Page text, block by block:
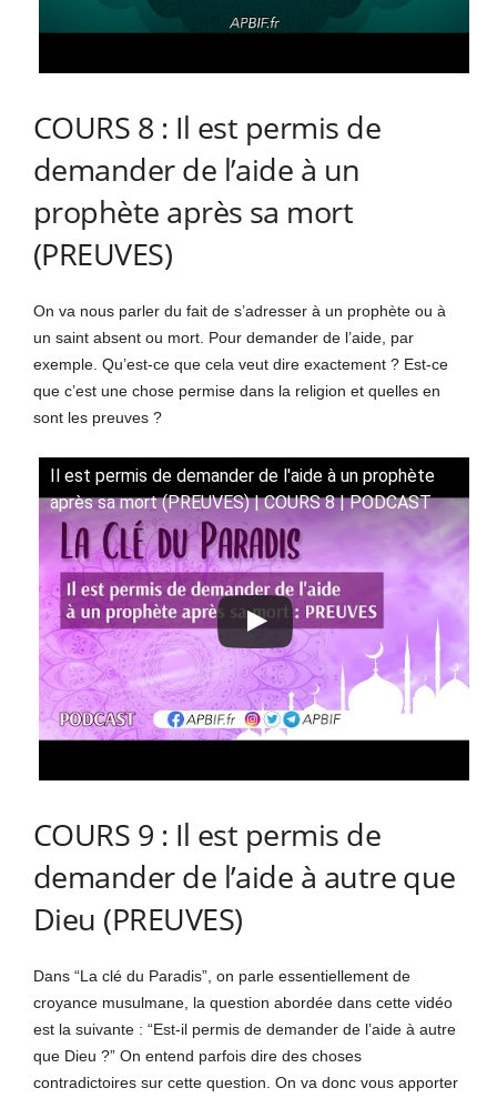
COURS 8 : Il est permis de
demander de l’aide à un
prophète après sa mort
(PREUVES)
On va nous parler du fait de s’adresser à un prophète ou à
un saint absent ou mort. Pour demander de l’aide, par
exemple. Qu’est-ce que cela veut dire exactement ? Est-ce
que c’est une chose permise dans la religion et quelles en
sont les preuves ?
Il est permis de demander de l'aide à un prophète
après sa mort (PREUVES) | COURS 8 | PODCAST
COURS 9 : Il est permis de
demander de l’aide à autre que
Dieu (PREUVES)
Dans “La clé du Paradis”, on parle essentiellement de
croyance musulmane, la question abordée dans cette vidéo
est la suivante : “Est-il permis de demander de l’aide à autre
que Dieu ?” On entend parfois dire des choses
contradictoires sur cette question. On va donc vous apporter